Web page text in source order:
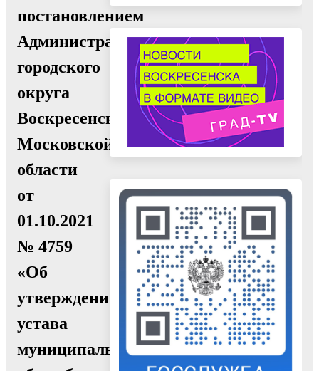
постановлением
Администрации
городского
округа
Воскресенск
Московской
области
от
01.10.2021
№ 4759
«Об
утверждении
устава
муниципального